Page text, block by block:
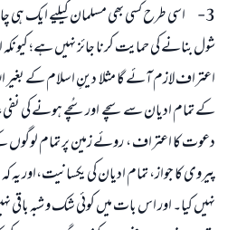
3- اسی طرح کسی بھی مسلمان کیلیے ایک ہی
شول بنانے کی حمایت کرنا جائز نہیں ہے؛
اعتراف لازم آئے گا مثلا دینِ اسلام کے بغیر
کے تمام ادیان سے سچے اور سُچے ہونے کی
دعوت کا اعتراف ، روئے زمین پر تمام
پیروی کا جواز، تمام ادیان کی یکسانیت،اور یہ
نہیں کیا۔ اور اس بات میں کوئی شک و شبہ باقی